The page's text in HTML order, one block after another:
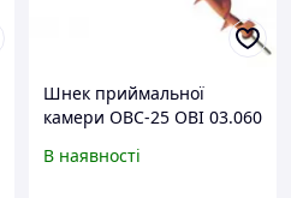
Шнек приймальної
камери ОВС-25 ОВІ 03.060
В наявності